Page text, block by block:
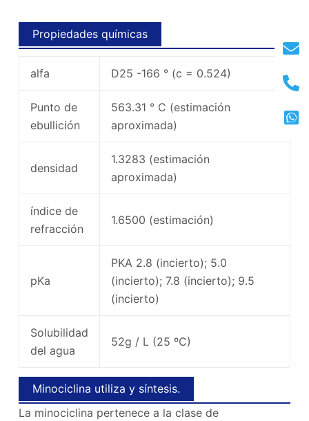
Propiedades químicas
alfa D25 -166 ° (c = 0.524)
Punto de
ebullición
563.31 ° C (estimación
aproximada)
densidad
1.3283 (estimación
aproximada)
índice de
refracción
1.6500 (estimación)
pKa
PKA 2.8 (incierto); 5.0
(incierto); 7.8 (incierto); 9.5
(incierto)
Solubilidad
del agua
52g / L (25 ºC)
Minociclina utiliza y síntesis.
La minociclina pertenece a la clase de